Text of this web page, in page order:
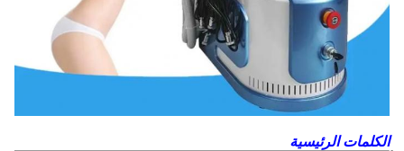
الكلمات الرئيسية